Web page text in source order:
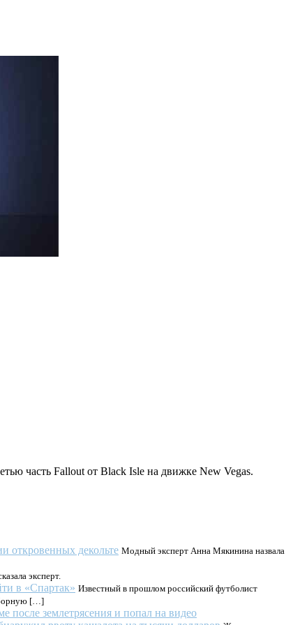
часть Fallout от Black Isle на движке New Vegas.
откровенных декольте Модный эксперт Анна Мякинина назвала
эксперт.
в «Спартак» Известный в прошлом российский футболист
[…]
землетрясения и попал на видео